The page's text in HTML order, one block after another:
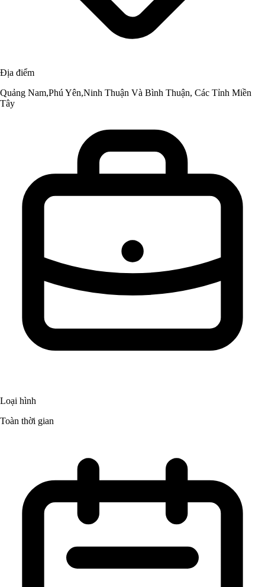
Địa điểm
Quảng Nam,Phú Yên,Ninh Thuận Và Bình Thuận, Các Tỉnh Miền
Tây
Loại hình
Toàn thời gian